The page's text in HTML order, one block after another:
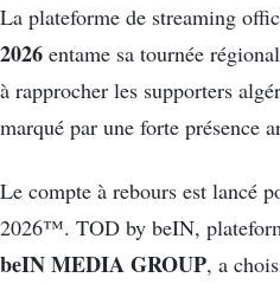
La plateforme de streaming
2026 entame sa tournée
à rapprocher les supporters
marqué par une forte présence
Le compte à rebours est lancé
2026™. TOD by beIN,
beIN MEDIA GROUP, a